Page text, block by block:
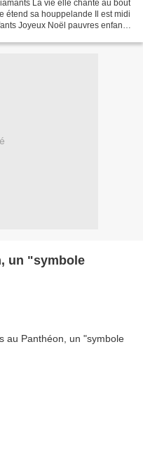
La vie elle chante au bout
étend sa houppelande Il est midi
Joyeux Noël pauvres enfants
un "symbole